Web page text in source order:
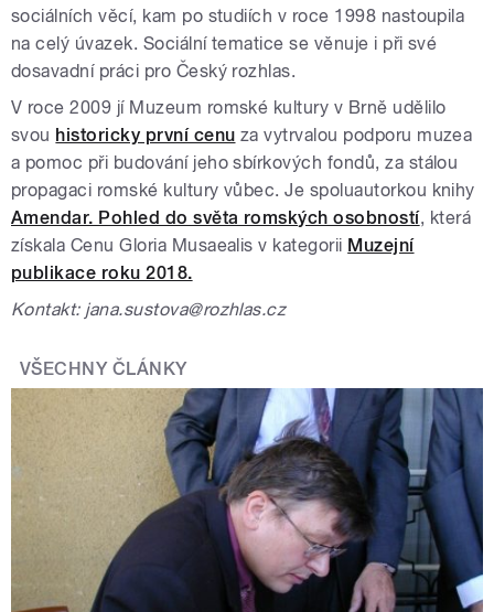
sociálních věcí, kam po studiích v roce 1998 nastoupila
na celý úvazek. Sociální tematice se věnuje i při své
dosavadní práci pro Český rozhlas.
V roce 2009 jí Muzeum romské kultury v Brně udělilo
svou historicky první cenu za vytrvalou podporu muzea
a pomoc při budování jeho sbírkových fondů, za stálou
propagaci romské kultury vůbec. Je spoluautorkou knihy
Amendar. Pohled do světa romských osobností, která
získala Cenu Gloria Musaealis v kategorii Muzejní
publikace roku 2018.
Kontakt: jana.sustova@rozhlas.cz
VŠECHNY ČLÁNKY